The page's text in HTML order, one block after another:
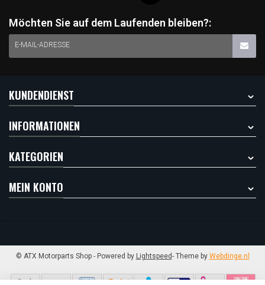
Möchten Sie auf dem Laufenden bleiben?:
E-MAIL-ADRESSE
KUNDENDIENST
INFORMATIONEN
KATEGORIEN
MEIN KONTO
© ATX Motorparts Shop - Powered by Lightspeed- Theme by Webdinge.nl